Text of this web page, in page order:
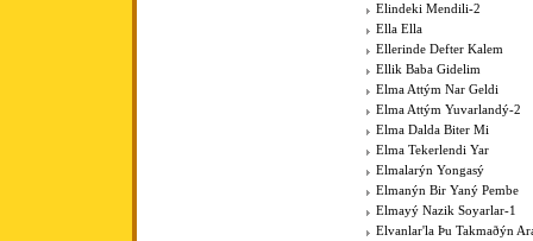
Elindeki Mendili-2
Ella Ella
Ellerinde Defter Kalem
Ellik Baba Gidelim
Elma Attým Nar Geldi
Elma Attým Yuvarlandý-2
Elma Dalda Biter Mi
Elma Tekerlendi Yar
Elmalarýn Yongasý
Elmanýn Bir Yaný Pembe
Elmayý Nazik Soyarlar-1
Elvanlar'la Þu Takmaðýn